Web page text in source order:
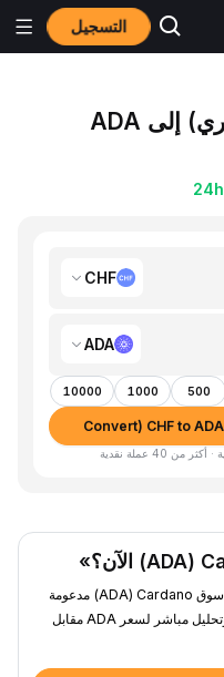
التسجيل
حوِّل 1 CHF (فرنك سويسري) إلى ADA
24h
CHF
ADA
500
1000
10000
اطَّلع على رؤى حول سوق Cardano ‏(ADA) مدعومة
بالذكاء الاصطناعي وتحليل مباشر لسعر ADA مقابل